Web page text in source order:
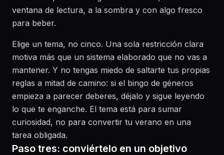
ventana de lectura, a la sombra y con algo fresco
para beber.
Elige un tema, no cinco. Una sola restricción clara
motiva más que un sistema elaborado que no vas a
mantener. Y no tengas miedo de saltarte tus propias
reglas a mitad de camino: si el bingo de géneros
empieza a parecer deberes, déjalo y sigue leyendo
lo que te enganche. El tema está para sumar
curiosidad, no para convertir tu verano en una
tarea obligada.
Paso tres: conviértelo en un objetivo